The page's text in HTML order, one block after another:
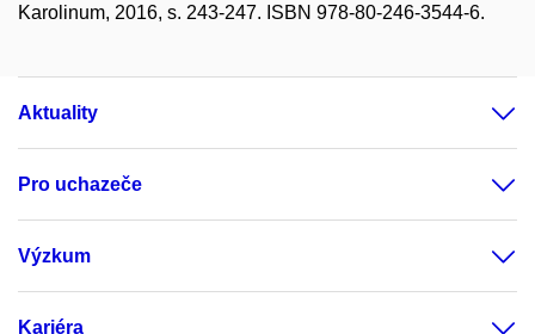
Karolinum, 2016, s. 243-247. ISBN 978-80-246-3544-6.
Aktuality
Pro uchazeče
Výzkum
Kariéra